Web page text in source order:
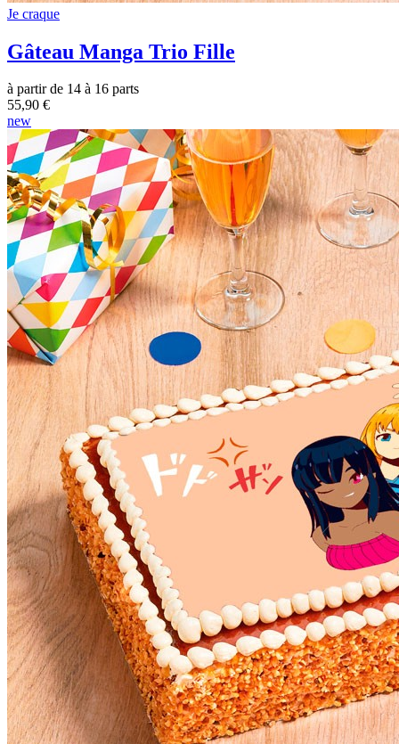
Je craque
Gâteau Manga Trio Fille
à partir de 14 à 16 parts
55,90 €
new